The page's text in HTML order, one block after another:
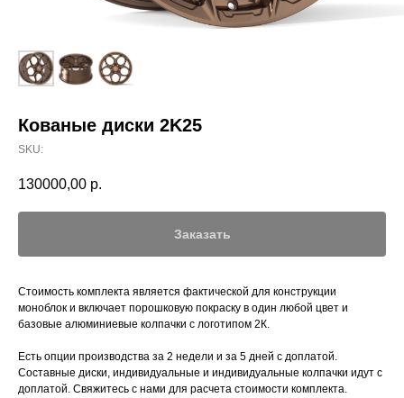
Кованые диски 2K25
SKU:
130000,00 р.
Заказать
Стоимость комплекта является фактической для конструкции
моноблок и включает порошковую покраску в один любой цвет и
базовые алюминиевые колпачки с логотипом 2К.
Есть опции производства за 2 недели и за 5 дней с доплатой.
Составные диски, индивидуальные и индивидуальные колпачки идут с
доплатой. Свяжитесь с нами для расчета стоимости комплекта.